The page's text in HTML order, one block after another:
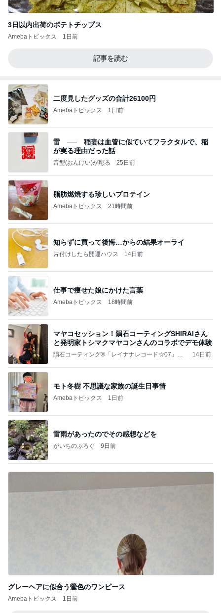
3日以内出荷のポテトチップス
Amebaトピックス 1日前
記事を読む
二度見したグッズの合計26100円
Amebaトピックス 1日前
雷 ── 稲妻は血管に似ていてフラクタルで、稲
が実る理由だった話
音型(おんけい)が彫る 25日前
脂肪燃焼する珍しいプロテイン
Amebaトピックス 21時間前
知らずに買って後悔…からの結果オーライ
片付けしたら開運ハウス 14日前
仕事で痩せた娘にかけた言葉
Amebaトピックス 18時間前
マヤコセッション！隕石コーティングSHIRAIさん
と発明家トシマクマヤコンさんのコラボでデモ体験
隕石コーティング®「レイナナレコード☆07」ス
来の自分を引き出そう！
14日前
モト冬樹 不思議な家族の誕生日事情
Amebaトピックス 1日前
雷雨があったのでその感想などを
がいちのぶろぐ 9日前
グレーヘアに似合う鶯色のワンピース
Amebaトピックス 1日前